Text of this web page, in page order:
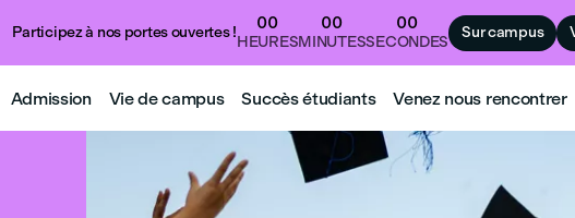
Participez à nos portes ouvertes ! 00
HEURES
00
MINUTES
00
SECONDES Sur campus
Admission Vie de campus Succès étudiants Venez nous rencontrer